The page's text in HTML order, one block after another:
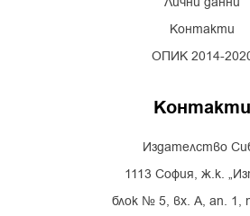
Контакти
ОПИК 2014-
Контакти
Издателство
1113 София, ж.к.
блок № 5, вх. А, ап. 1,